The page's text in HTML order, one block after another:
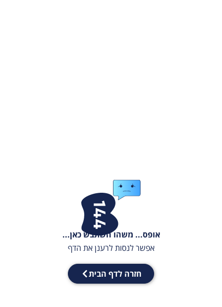
אופס... משהו השתבש כאן...
אפשר לנסות לרענן את הדף
חזרה לדף הבית